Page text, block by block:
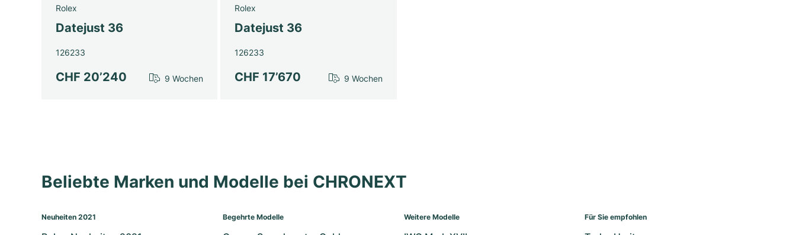
Rolex
Datejust 36
126233
CHF 20’240 9 Wochen
Rolex
Datejust 36
126233
CHF 17’670 9 Wochen
Beliebte Marken und Modelle bei CHRONEXT
Neuheiten 2021 Begehrte Modelle Weitere Modelle Für Sie empfohlen